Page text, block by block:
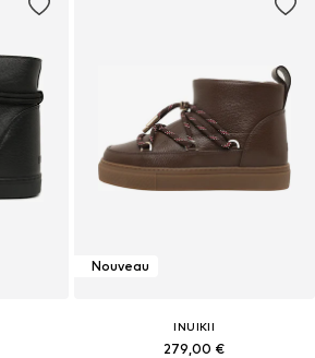
Nouveau
INUIKII
279,00 €